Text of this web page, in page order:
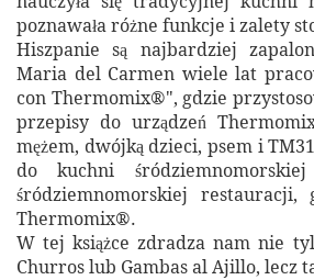
poznawała różne funkcje i zalety
Hiszpanie są najbardziej
Maria del Carmen wiele lat
con Thermomix®", gdzie
przepisy do urządzeń
mężem, dwójką dzieci, psem i
do kuchni
śródziemnomorskiej
Thermomix®.
W tej książce zdradza nam nie
Churros lub Gambas al Ajillo, lecz